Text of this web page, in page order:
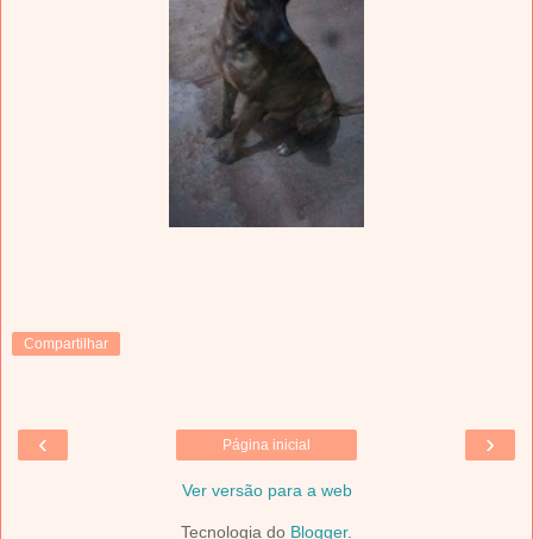
Compartilhar
‹ ›
Página inicial
Ver versão para a web
Tecnologia do Blogger.